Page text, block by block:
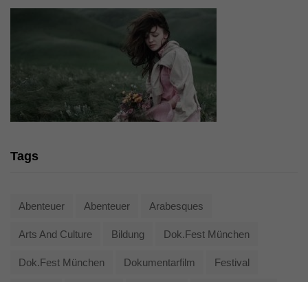
Tags
Abenteuer Abenteuer Arabesques
Arts And Culture Bildung Dok.fest München
Dok.fest München Dokumentarfilm Festival